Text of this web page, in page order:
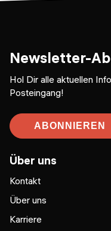
Newsletter-
Hol Dir alle aktuellen
Posteingang!
ABONNIEREN
Über uns
Kontakt
Über uns
Karriere